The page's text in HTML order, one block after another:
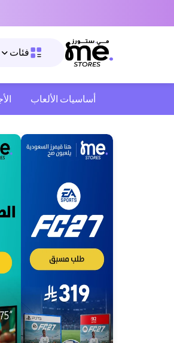
فئات
أساسيات الألعاب